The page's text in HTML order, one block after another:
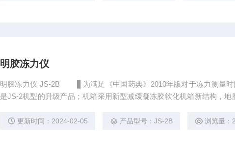
明胶冻力仪
明胶冻力仪 JS-2B ▋为满足《中国药典》2010年版对于冻力测量时
是JS-2机型的升级产品；机箱采用新型减缓凝冻胶软化机箱新结构，地
性价比机型。
更新时间：2024-02-05 产品型号：JS-2B 浏览量：